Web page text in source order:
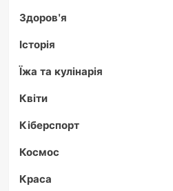
Здоров'я
Історія
Їжа та кулінарія
Квіти
Кіберспорт
Космос
Краса